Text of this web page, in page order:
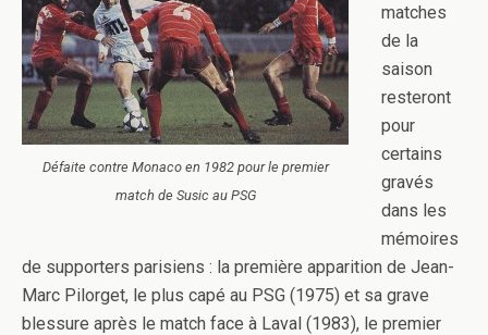
Défaite contre Monaco en 1982 pour le premier
match de Susic au PSG
matches
de la
saison
resteront
pour
certains
gravés
dans les
mémoires
de supporters parisiens : la première apparition de Jean-
Marc Pilorget, le plus capé au PSG (1975) et sa grave
blessure après le match face à Laval (1983), le premier